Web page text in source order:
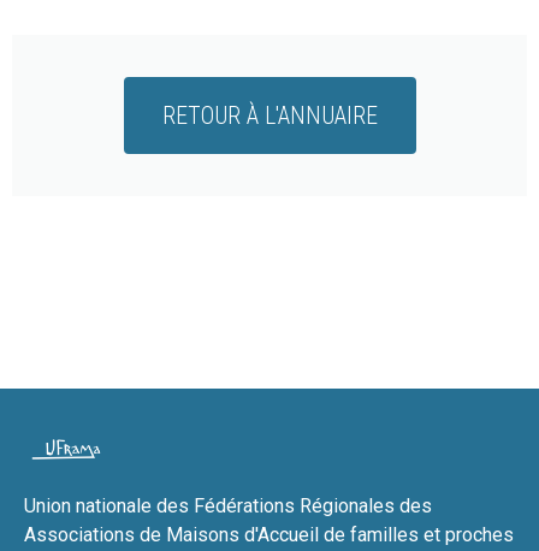
RETOUR À L'ANNUAIRE
Union nationale des Fédérations Régionales des
Associations de Maisons d'Accueil de familles et proches